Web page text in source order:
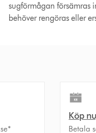
sugförmågan försämras
behöver rengöras eller
Köp
Betala